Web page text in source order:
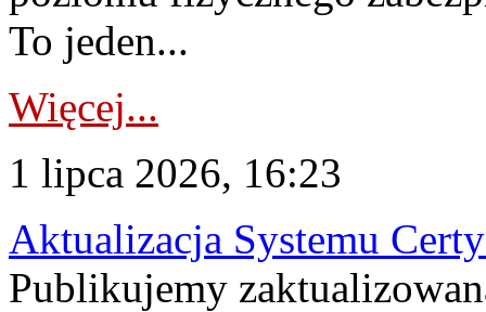
To jeden...
Więcej...
1 lipca 2026, 16:23
Aktualizacja Systemu
Publikujemy